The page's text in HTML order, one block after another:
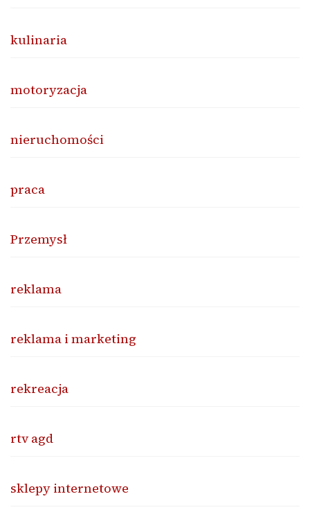
kulinaria
motoryzacja
nieruchomości
praca
Przemysł
reklama
reklama i marketing
rekreacja
rtv agd
sklepy internetowe